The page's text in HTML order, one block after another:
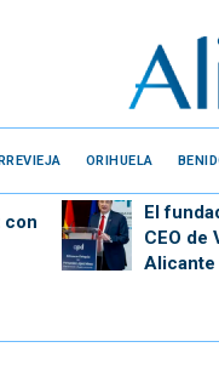
ORIHUELA
con
El
CEO de
Alicante